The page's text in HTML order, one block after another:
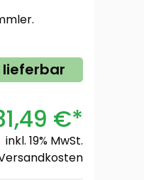
€*
inkl. 19% MwSt.